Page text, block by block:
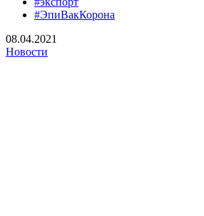
#ЭпиВакКорона
08.04.2021
Новости